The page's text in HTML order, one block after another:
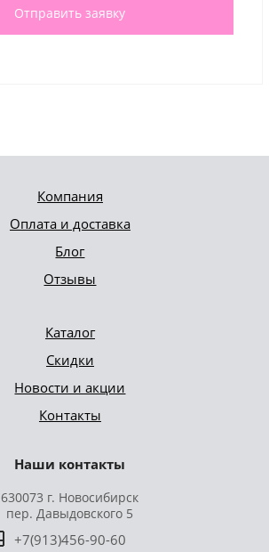
Отправить заявку
Компания
Оплата и доставка
Блог
Отзывы
Каталог
Скидки
Новости и акции
Контакты
Наши контакты
630073 г. Новосибирск
пер. Давыдовского 5
+7(913)456-90-60